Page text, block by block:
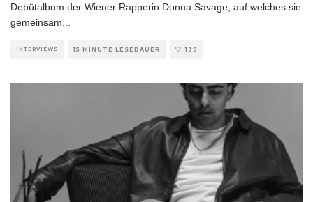
Debütalbum der Wiener Rapperin Donna Savage, auf welches sie
gemeinsam
INTERVIEWS 15 MINUTE LESEDAUER 139